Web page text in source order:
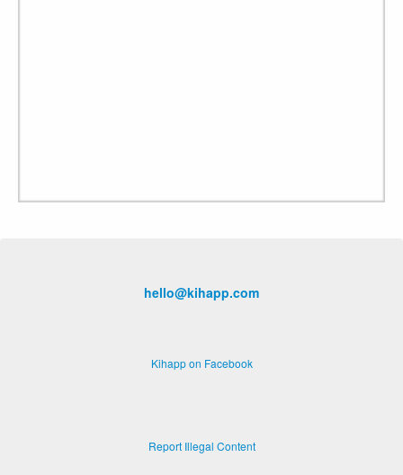
hello@kihapp.com
Kihapp on Facebook
Report Illegal Content